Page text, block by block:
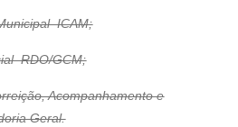
 ICAM;
 RDO/GCM;
Acompanhamento e
Geral.